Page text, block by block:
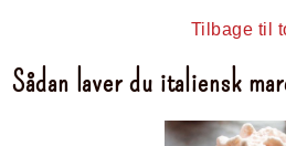
Tilbage til
Sådan laver du italiensk